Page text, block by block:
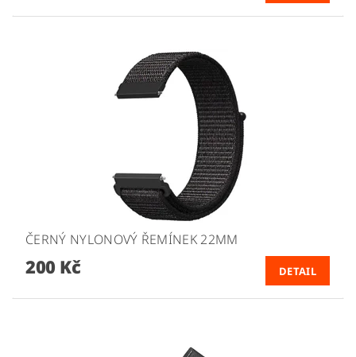
ČERNÝ NYLONOVÝ ŘEMÍNEK 22MM
200 Kč DETAIL